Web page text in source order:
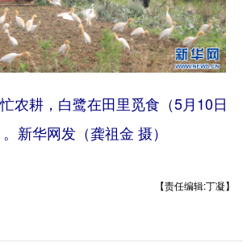
农耕，白鹭在田里觅食（5月10日
新华网发（龚祖金 摄）
【责任编辑:丁凝】